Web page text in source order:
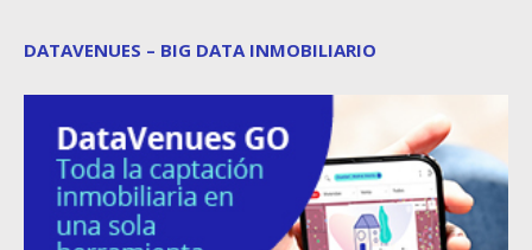
DATAVENUES – BIG DATA INMOBILIARIO